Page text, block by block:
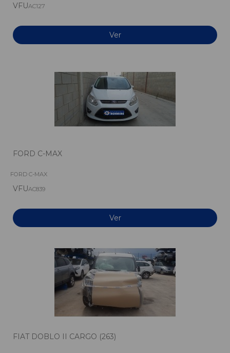
VFUAC127
Ver
FORD C-MAX
FORD C-MAX
VFUAC839
Ver
FIAT DOBLO II CARGO (263)